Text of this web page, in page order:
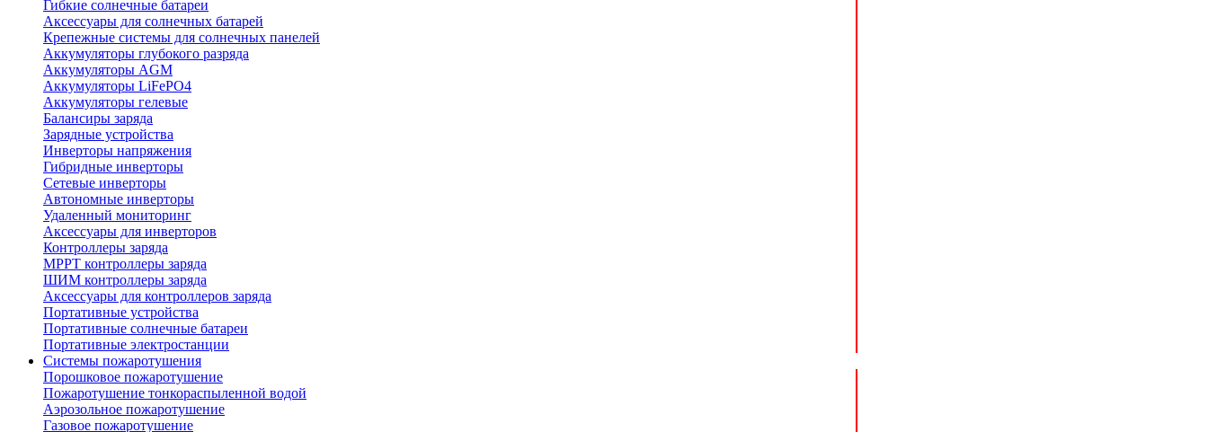
Гибкие солнечные батареи
Аксессуары для солнечных батарей
Крепежные системы для солнечных панелей
Аккумуляторы глубокого разряда
Аккумуляторы AGM
Аккумуляторы LiFePO4
Аккумуляторы гелевые
Балансиры заряда
Зарядные устройства
Инверторы напряжения
Гибридные инверторы
Сетевые инверторы
Автономные инверторы
Удаленный мониторинг
Аксессуары для инверторов
Контроллеры заряда
MPPT контроллеры заряда
ШИМ контроллеры заряда
Аксессуары для контроллеров заряда
Портативные устройства
Портативные солнечные батареи
Портативные электростанции
Системы пожаротушения
Порошковое пожаротушение
Пожаротушение тонкораспыленной водой
Аэрозольное пожаротушение
Газовое пожаротушение